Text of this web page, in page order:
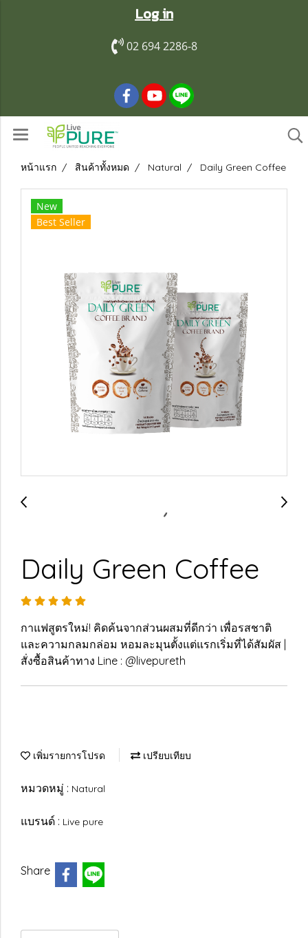
Log in
02 694 2286-8
หน้าแรก สินค้าทั้งหมด Natural Daily Green Coffee
New
Best Seller
Daily Green Coffee
กาแฟสูตรใหม่! คิดค้นจากส่วนผสมที่ดีกว่า เพื่อรสชาติ
และความกลมกล่อม หอมละมุนตั้งแต่แรกเริ่มที่ได้สัมผัส |
สั่งซื้อสินค้าทาง Line : @livepureth
เพิ่มรายการโปรด เปรียบเทียบ
หมวดหมู่ : Natural
แบรนด์ : Live pure
Share